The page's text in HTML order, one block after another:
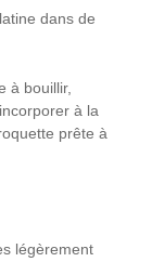
dans de
à bouillir,
à la
prête à
légèrement